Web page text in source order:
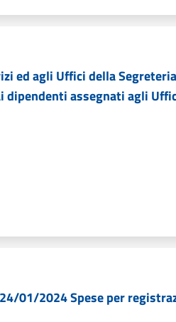
ed agli Uffici della
dipendenti assegnati agli
01/2024 Spese per